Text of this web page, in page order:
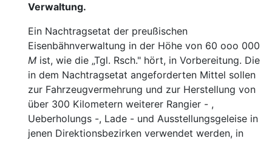
Verwaltung.
Ein Nachtragsetat der preußischen
Eisenbähnverwaltung in der Höhe von 60 ooo 000
M ist, wie die „Tgl. Rsch." hört, in Vorbereitung. Die
in dem Nachtragsetat angeforderten Mittel sollen
zur Fahrzeugvermehrung und zur Herstellung von
über 300 Kilometern weiterer Rangier - ,
Ueberholungs -, Lade - und Ausstellungsgeleise in
jenen Direktionsbezirken verwendet werden, in